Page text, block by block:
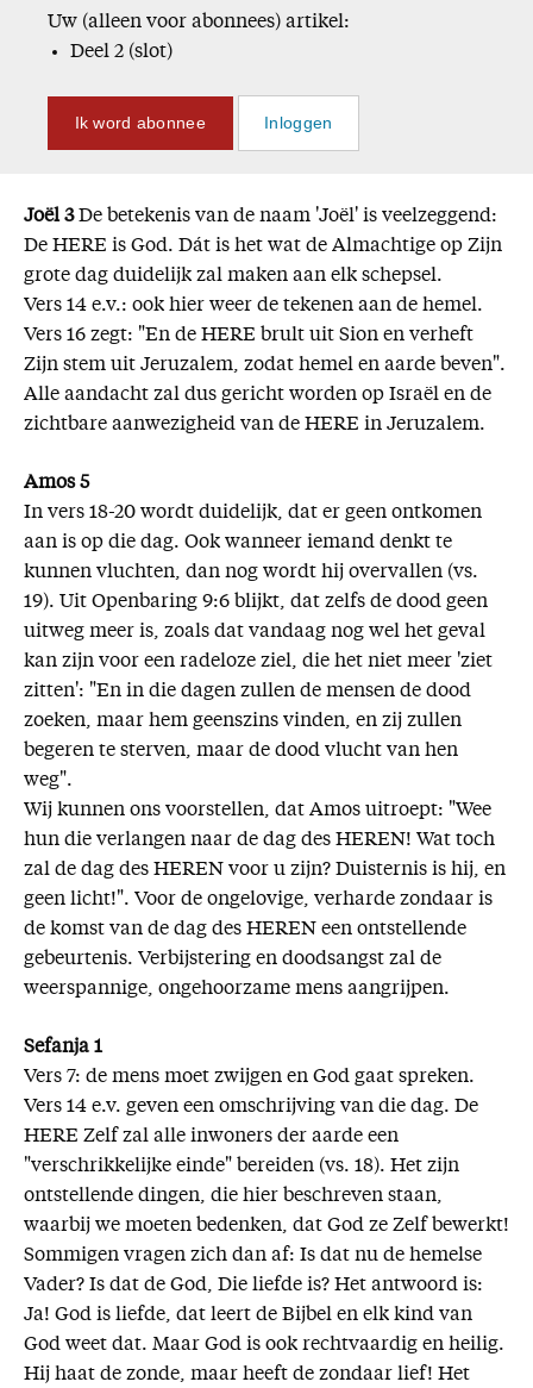
Uw (alleen voor abonnees) artikel:
Deel 2 (slot)
Ik word abonnee Inloggen
Joël 3De betekenis van de naam 'Joël' is veelzeggend:
De HERE is God. Dát is het wat de Almachtige op Zijn
grote dag duidelijk zal maken aan elk schepsel.
Vers 14 e.v.: ook hier weer de tekenen aan de hemel.
Vers 16 zegt: "En de HERE brult uit Sion en verheft
Zijn stem uit Jeruzalem, zodat hemel en aarde beven".
Alle aandacht zal dus gericht worden op Israël en de
zichtbare aanwezigheid van de HERE in Jeruzalem.
Amos 5
In vers 18-20 wordt duidelijk, dat er geen ontkomen
aan is op die dag. Ook wanneer iemand denkt te
kunnen vluchten, dan nog wordt hij overvallen (vs.
19). Uit Openbaring 9:6 blijkt, dat zelfs de dood geen
uitweg meer is, zoals dat vandaag nog wel het geval
kan zijn voor een radeloze ziel, die het niet meer 'ziet
zitten': "En in die dagen zullen de mensen de dood
zoeken, maar hem geenszins vinden, en zij zullen
begeren te sterven, maar de dood vlucht van hen
weg".
Wij kunnen ons voorstellen, dat Amos uitroept: "Wee
hun die verlangen naar de dag des HEREN! Wat toch
zal de dag des HEREN voor u zijn? Duisternis is hij, en
geen licht!". Voor de ongelovige, verharde zondaar is
de komst van de dag des HEREN een ontstellende
gebeurtenis. Verbijstering en doodsangst zal de
weerspannige, ongehoorzame mens aangrijpen.
Sefanja 1
Vers 7: de mens moet zwijgen en God gaat spreken.
Vers 14 e.v. geven een omschrijving van die dag. De
HERE Zelf zal alle inwoners der aarde een
"verschrikkelijke einde" bereiden (vs. 18). Het zijn
ontstellende dingen, die hier beschreven staan,
waarbij we moeten bedenken, dat God ze Zelf bewerkt!
Sommigen vragen zich dan af: Is dat nu de hemelse
Vader? Is dat de God, Die liefde is? Het antwoord is:
Ja! God is liefde, dat leert de Bijbel en elk kind van
God weet dat. Maar God is ook rechtvaardig en heilig.
Hij haat de zonde, maar heeft de zondaar lief! Het